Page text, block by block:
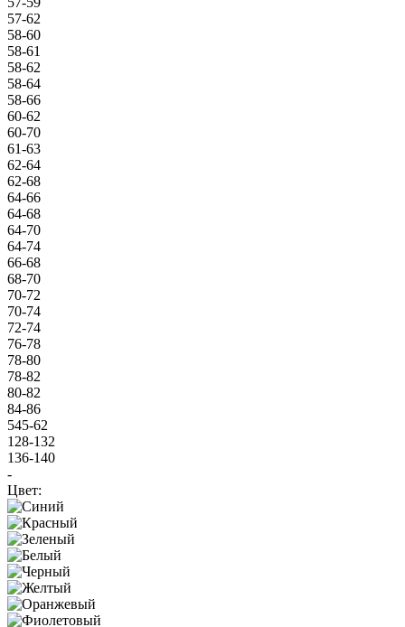
57-62
58-60
58-61
58-62
58-64
58-66
60-62
60-70
61-63
62-64
62-68
64-66
64-68
64-70
64-74
66-68
68-70
70-72
70-74
72-74
76-78
78-80
78-82
80-82
84-86
545-62
128-132
136-140
-
Цвет: